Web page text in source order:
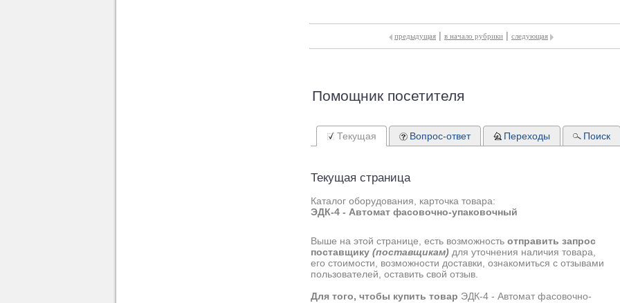
предыдущая | в начало рубрики | следующая
Помощник посетителя
Текущая
Текущая страница
Каталог оборудования, карточка товара:
ЭДК-4 - Автомат фасовочно-упаковочный
Выше на этой странице, есть возможность отправить запрос
поставщику (поставщикам) для уточнения наличия товара,
его стоимости, возможности доставки, ознакомиться с отзывами
пользователей, оставить свой отзыв.
Для того, чтобы купить товар ЭДК-4 - Автомат фасовочно-
Вопрос-ответ Переходы Поиск